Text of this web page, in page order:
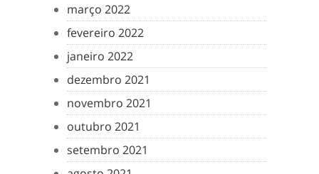
março 2022
fevereiro 2022
janeiro 2022
dezembro 2021
novembro 2021
outubro 2021
setembro 2021